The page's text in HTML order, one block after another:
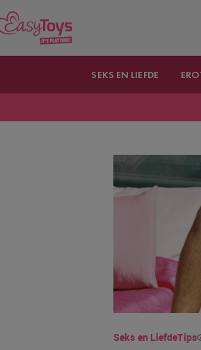
SEKS EN LIEFDE
Seks en LiefdeTips